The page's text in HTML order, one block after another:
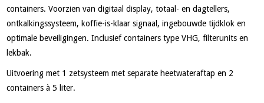
containers. Voorzien van digitaal display, totaal- en dagtellers,
ontkalkingssysteem, koffie-is-klaar signaal, ingebouwde tijdklok en
optimale beveiligingen. Inclusief containers type VHG, filterunits en
lekbak.
Uitvoering met 1 zetsysteem met separate heetwateraftap en 2
containers à 5 liter.